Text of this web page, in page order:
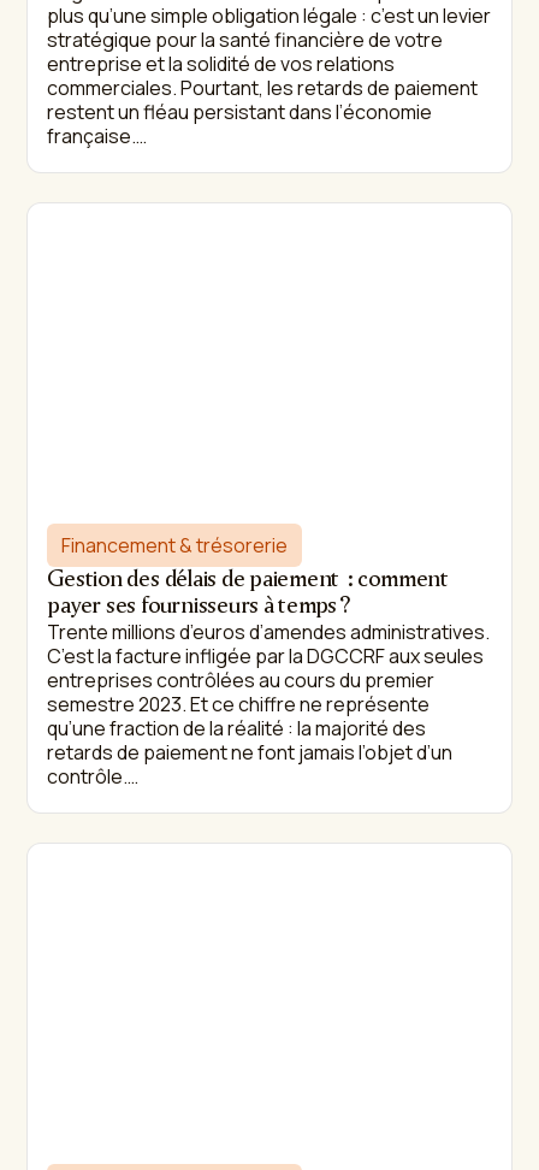
plus qu’une simple obligation légale : c’est un levier
stratégique pour la santé financière de votre
entreprise et la solidité de vos relations
commerciales. Pourtant, les retards de paiement
restent un fléau persistant dans l’économie
française.…
Financement & trésorerie
Gestion des délais de paiement : comment
payer ses fournisseurs à temps ?
Trente millions d’euros d’amendes administratives.
C’est la facture infligée par la DGCCRF aux seules
entreprises contrôlées au cours du premier
semestre 2023. Et ce chiffre ne représente
qu’une fraction de la réalité : la majorité des
retards de paiement ne font jamais l’objet d’un
contrôle.…